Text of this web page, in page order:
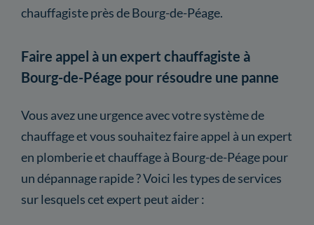
chauffagiste près de Bourg-de-Péage.
Faire appel à un expert chauffagiste à
Bourg-de-Péage pour résoudre une panne
Vous avez une urgence avec votre système de
chauffage et vous souhaitez faire appel à un expert
en plomberie et chauffage à Bourg-de-Péage pour
un dépannage rapide ? Voici les types de services
sur lesquels cet expert peut aider :